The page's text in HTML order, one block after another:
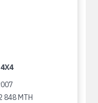
848 MTH